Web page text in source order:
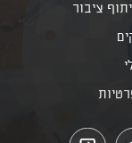
ציבור